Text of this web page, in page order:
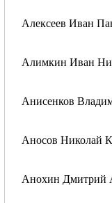
Алексеев Иван
Алимкин Иван
Анисенков
Аносов Николай
Анохин Дмитрий